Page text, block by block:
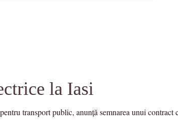
la Iasi
transport public, anunță semnarea unui